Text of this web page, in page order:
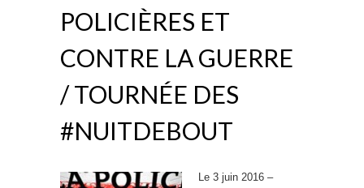
POLICIÈRES ET
CONTRE LA GUERRE
/ TOURNÉE DES
#NUITDEBOUT
Le 3 juin 2016 –